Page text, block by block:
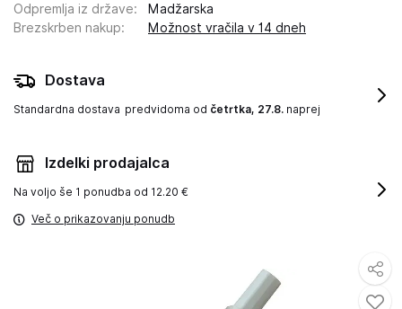
Odpremlja iz države:
Madžarska
Brezskrben nakup: Možnost vračila v 14 dneh
Dostava
Standardna dostava predvidoma od četrtka, 27.8. naprej
Izdelki prodajalca
Na voljo še 1 ponudba od 12.20 €
Več o prikazovanju ponudb